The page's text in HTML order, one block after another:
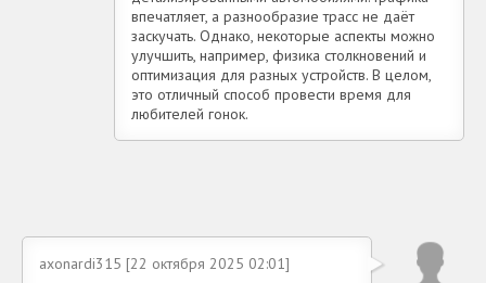
впечатляет, а разнообразие трасс не даёт
заскучать. Однако, некоторые аспекты можно
улучшить, например, физика столкновений и
оптимизация для разных устройств. В целом,
это отличный способ провести время для
любителей гонок.
axonardi315 [22 октября 2025 02:01]